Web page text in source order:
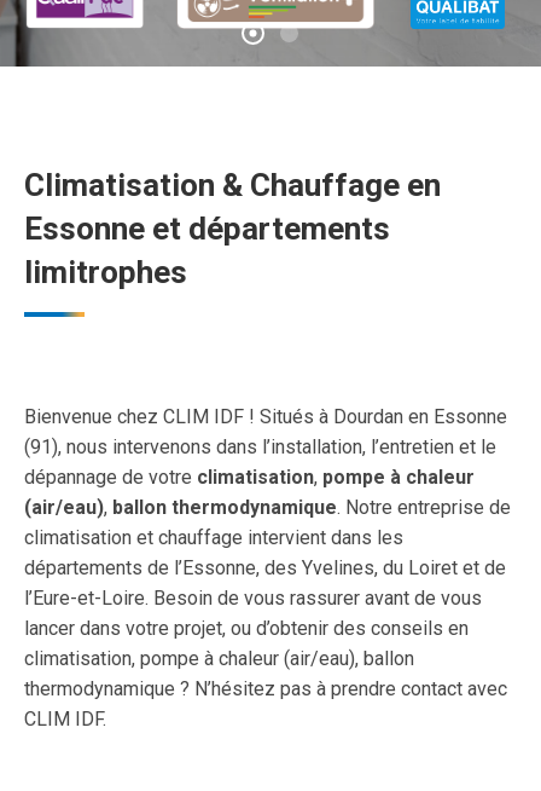
Climatisation & Chauffage en
Essonne et départements
limitrophes
Bienvenue chez CLIM IDF ! Situés à Dourdan en Essonne
(91), nous intervenons dans l’installation, l’entretien et le
dépannage de votre climatisation, pompe à chaleur
(air/eau), ballon thermodynamique. Notre entreprise de
climatisation et chauffage intervient dans les
départements de l’Essonne, des Yvelines, du Loiret et de
l’Eure-et-Loire. Besoin de vous rassurer avant de vous
lancer dans votre projet, ou d’obtenir des conseils en
climatisation, pompe à chaleur (air/eau), ballon
thermodynamique ? N’hésitez pas à prendre contact avec
CLIM IDF.